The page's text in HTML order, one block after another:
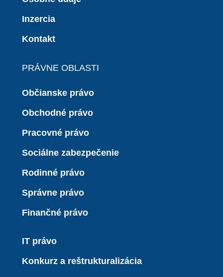
Inzercia
Kontakt
PRÁVNE OBLASTI
Občianske právo
Obchodné právo
Pracovné právo
Sociálne zabezpečenie
Rodinné právo
Správne právo
Finančné právo
IT právo
Konkurz a reštrukturalizácia